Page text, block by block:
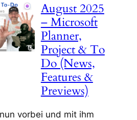
August 2025
– Microsoft
Planner,
Project & To
Do (News,
Features &
Previews)
vorbei und mit ihm